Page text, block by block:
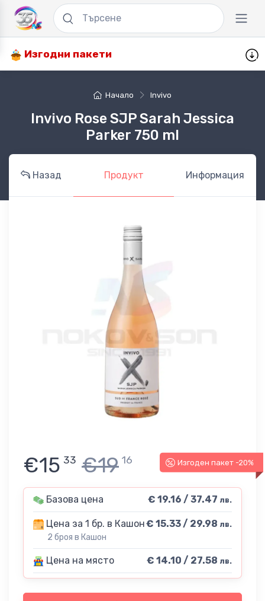
Изгодни пакети
Начало Invivo
Invivo Rose SJP Sarah Jessica
Parker 750 ml
Назад Продукт Информация
Изгоден пакет -20%
€15 33 €19 16
Базова цена € 19.16 / 37.47 лв.
Цена за 1 бр. в Кашон
2 броя в Кашон
€ 15.33 / 29.98 лв.
Цена на място € 14.10 / 27.58 лв.